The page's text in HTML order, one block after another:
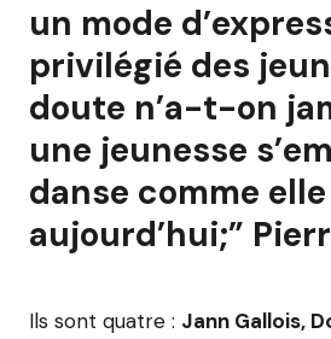
un mode
privilégié des
doute n’a-t-on
une jeunesse
danse comme
aujourd’hui;”
Ils sont quatre : Jann Gallois,